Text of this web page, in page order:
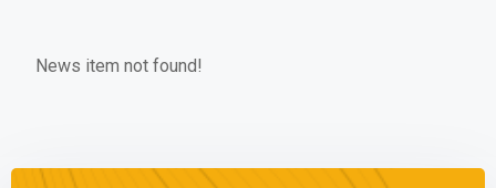
News item not found!